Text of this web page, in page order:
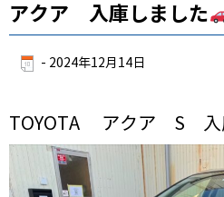
アクア 入庫しました
- 2024年12月14日
TOYOTA アクア S 入